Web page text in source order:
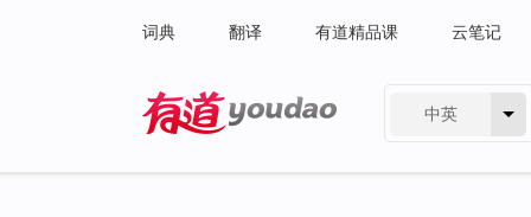
词典 翻译 有道精品课 云笔记
中英